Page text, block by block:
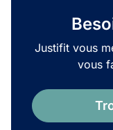
Justifit vous
vous